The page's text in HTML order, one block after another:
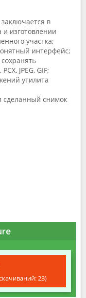
в
и изготовлении
участка;
интерфейс;
JPEG, GIF;
утилита
сделанный снимок
23)